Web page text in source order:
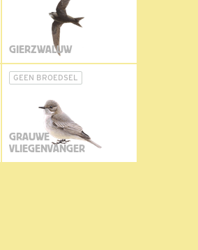
GIERZWALUW
GEEN BROEDSEL
GRAUWE
VLIEGENVANGER